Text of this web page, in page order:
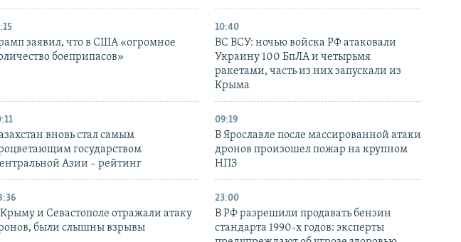
заявил, что в США «огромное
боеприпасов»
10:40
ВС ВСУ: ночью войска РФ атаковали
Украину 100 БпЛА и четырьмя
ракетами, часть из них запускали из
Крыма
вновь стал самым
государством
Азии – рейтинг
09:19
В Ярославле после массированной атаки
дронов произошел пожар на крупном
НПЗ
и Севастополе отражали атаку
были слышны взрывы
23:00
В РФ разрешили продавать бензин
стандарта 1990-х годов: эксперты